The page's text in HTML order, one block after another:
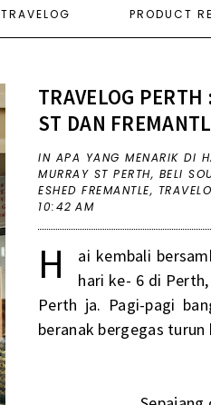
TRAVELOG PRODUCT
TRAVELOG PERTH
ST DAN
IN APA YANG MENARIK DI
MURRAY ST PERTH, BELI
ESHED FREMANTLE,
10:42 AM
H
ai kembali
hari ke- 6 di
Perth ja. Pagi-pagi
beranak bergegas turun